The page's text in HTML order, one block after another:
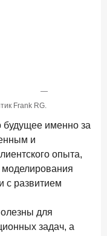
года в цифрах
выдач кредитов
страховых
—
Frank RG.
будущее именно за
и
опыта,
моделирования
с развитием
для
задач, а